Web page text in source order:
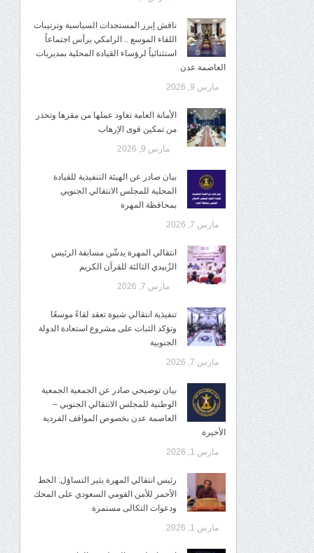
ناقش إبرز المستجدات السياسية وترتيبات
اللقاء الموسع .. الزامكي يرأس اجتماعاً
استثنائياً لرؤساء القيادة المحلية بمديريات
العاصمة عدن
مارس 9, 2026
الأمانة العامة تعاود عملها من مقرها وتحذر
من تمكين قوى الإرهاب
مارس 9, 2026
بيان صادر عن الهيئة التنفيذية للقيادة
المحلية للمجلس الانتقالي الجنوبي
بمحافظة المهرة
مارس 7, 2026
انتقالي المهرة يدشّن مسابقة الرئيس
الزُبيدي الثالثة للقرآن الكريم
مارس 7, 2026
تنفيذية انتقالي شبوة تعقد لقاءً موسعًا
وتؤكد الثبات على مشروع استعادة الدولة
الجنوبية
مارس 7, 2026
بيان توضيحي صادر عن الجمعية الجمعية
الوطنية للمجلس الانتقالي الجنوبي –
العاصمة عدن بخصوص المواقف الفردية
الأخيرة
مارس 1, 2026
رئيس انتقالي المهرة يثير التساؤل: الخط
الأحمر للأمن القومي السعودي على المحك
ودعوات الثكالى مستمرة
مارس 1, 2026